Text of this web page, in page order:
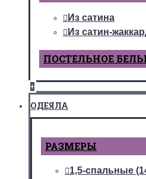
Из сатина
Из сатин-
ПОСТЕЛЬНОЕ
+
ОДЕЯЛА
РАЗМЕРЫ
1,5-спальные